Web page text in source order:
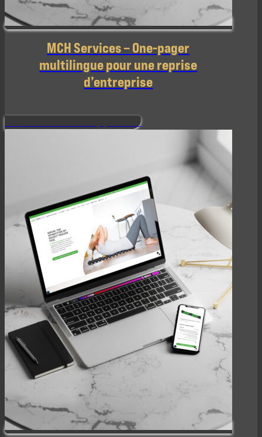
MCH Services – One-pager
multilingue pour une reprise
d’entreprise
Découvrir notre approche